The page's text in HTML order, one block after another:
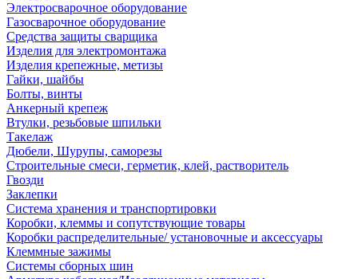
Электросварочное оборудование
Газосварочное оборудование
Средства защиты сварщика
Изделия для электромонтажа
Изделия крепежные, метизы
Гайки, шайбы
Болты, винты
Анкерный крепеж
Втулки, резьбовые шпильки
Такелаж
Дюбели, Шурупы, саморезы
Строительные смеси, герметик, клей, растворитель
Гвозди
Заклепки
Система хранения и транспортировки
Коробки, клеммы и сопутствующие товары
Коробки распределительные/ установочные и аксессуары
Клеммные зажимы
Системы сборных шин